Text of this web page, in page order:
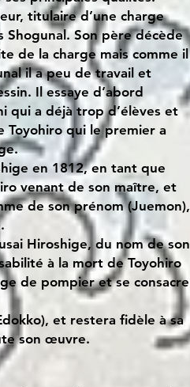
titulaire d’une charge
Shogunal. Son père décède
de la charge mais comme il
il a peu de travail et
Il essaye d’abord
qui a déjà trop d’élèves et
Toyohiro qui le premier a
en 1812, en tant que
venant de son maître, et
de son prénom (Juemon),
Hiroshige, du nom de son
à la mort de Toyohiro
de pompier et se consacre
et restera fidèle à sa
son œuvre.